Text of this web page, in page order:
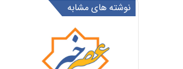
نوشته های مشابه